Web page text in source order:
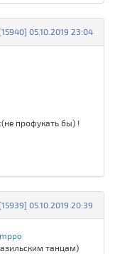
[15940] 05.10.2019 23:04
профукать бы) !
[15939] 05.10.2019 20:39
танцам)